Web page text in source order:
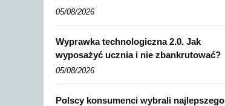
05/08/2026
Wyprawka technologiczna 2.0. Jak
wyposażyć ucznia i nie zbankrutować?
05/08/2026
Polscy konsumenci wybrali najlepszego